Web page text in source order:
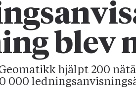
blev
Geomatikk hjälpt 200
000